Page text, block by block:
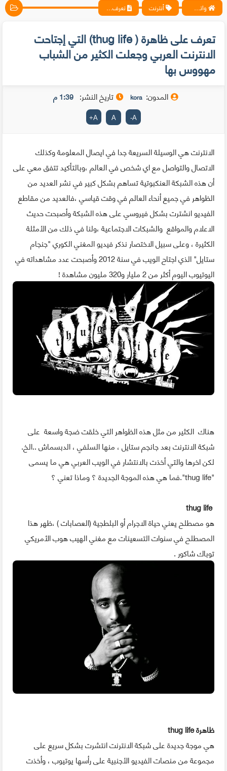
واتس آب ، فيسبوك ، أنترنت ، شروحات تقنية حصرية - المحترف أنترنت تعرف على ظاهرة ( thug life) التي إجتاحت الانترنت العربي وجعلت الكثير من الشباب مهووس بها
تعرف على ظاهرة ( thug life) التي إجتاحت
الانترنت العربي وجعلت الكثير من الشباب
مهووس بها
المدون: kora تاريخ النشر: 1:39 م
A
-
A
A
+
الانترنت هي الوسيلة السريعة جدا في ايصال المعلومة وكذلك
الاتصال والتواصل مع اي شخص في العالم ،وبالتأكيد تتفق معي على
أن هذه الشبكة العنكبوتية تساهم بشكل كبير في نشر العديد من
الظواهر في جميع أنحاء العالم في وقت قياسي ،فالعديد من مقاطع
الفيديو انشترت بشكل فيروسي على هذه الشبكة وأصبحت حديث
الاعلام والمواقع والشبكات الاجتماعية ،ولنا في ذلك من الأمثلة
الكثيرة ، وعلى سبيل الاختصار نذكر فيديو المغني الكوري "جنجام
ستايل" الذي اجتاح الويب في سنة 2012 وأصبحت عدد مشاهداته في
اليوتيوب اليوم أكثر من 2 مليار و320 مليون مشاهدة !
هناك الكثير من مثل هذه الظواهر التي خلقت ضجة واسعة على
شبكة الانترنت بعد جانجم ستايل ، منها السلفي ، الدبسماش ..الخ.
لكن اخرها والتي أخذت بالانتشار في الويب العربي هي ما يسمى
"thug life".فما هي هذه الموجة الجديدة ؟ وماذا تعني ؟
thug life
هو مصطلح يعني حياة الاجرام أو البلطجية (العصابات ) ،ظهر هذا
المصطلح في سنوات التسعينات مع مغني الهيب هوب الأمريكي
توباك شاكور .
ظاهرة thug life
هي موجة جديدة على شبكة الانترنت انتشرت بشكل سريع على
مجموعة من منصات الفيديو الأجنبية على رأسها يوتيوب ، وأخذت